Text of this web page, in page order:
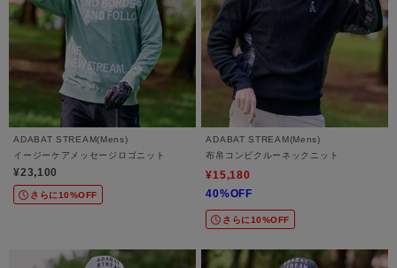
ADABAT STREAM(Mens)
イージーケアメッセージロゴニット
¥23,100
さらに10%OFF
ADABAT STREAM(Mens)
布帛コンビクルーネックニット
¥15,180
40%OFF
さらに10%OFF